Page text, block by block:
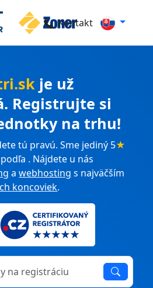
Kontakt
je už
Registrujte si
na trhu!
tú pravú. Sme jediný 5★
. Nájdete u nás
awebhosting s najväčším
koncoviek.
alebo prevod